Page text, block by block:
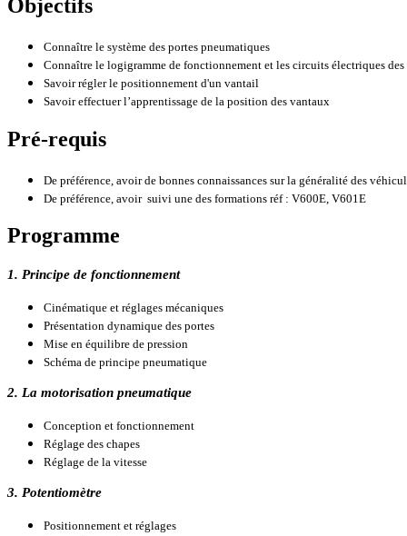
Objectifs
Connaître le système des portes pneumatiques
Connaître le logigramme de fonctionnement et les circuits électriques des
Savoir régler le positionnement d'un vantail
Savoir effectuer l’apprentissage de la position des vantaux
Pré-requis
De préférence, avoir de bonnes connaissances sur la généralité des
De préférence, avoir suivi une des formations réf : V600E, V601E
Programme
1. Principe de fonctionnement
Cinématique et réglages mécaniques
Présentation dynamique des portes
Mise en équilibre de pression
Schéma de principe pneumatique
2. La motorisation pneumatique
Conception et fonctionnement
Réglage des chapes
Réglage de la vitesse
3. Potentiomètre
Positionnement et réglages